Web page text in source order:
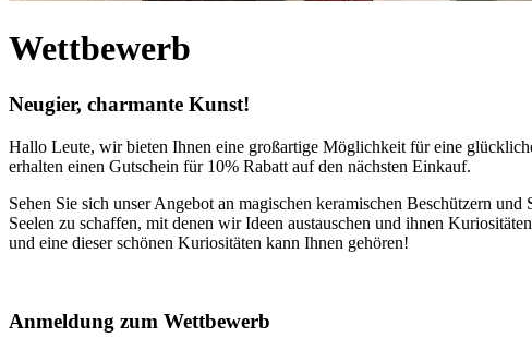
Wettbewerb
Neugier, charmante Kunst!
Hallo Leute, wir bieten Ihnen eine großartige Möglichkeit für eine
erhalten einen Gutschein für 10% Rabatt auf den nächsten Einkauf.
Sehen Sie sich unser Angebot an magischen keramischen Beschützern
Seelen zu schaffen, mit denen wir Ideen austauschen und ihnen
und eine dieser schönen Kuriositäten kann Ihnen gehören!
Anmeldung zum Wettbewerb